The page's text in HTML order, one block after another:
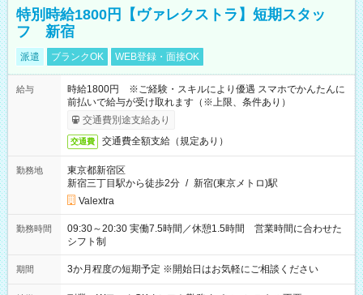
特別時給1800円【ヴァレクストラ】短期スタッ
フ 新宿
派遣 ブランクOK WEB登録・面接OK
給与
時給1800円 ※ご経験・スキルにより優遇 スマホでかんたんに
前払いで給与が受け取れます（※上限、条件あり）
交通費別途支給あり
交通費 交通費全額支給（規定あり）
勤務地
東京都新宿区
新宿三丁目駅から徒歩2分 / 新宿(東京メトロ)駅
Valextra
勤務時間
09:30～20:30 実働7.5時間／休憩1.5時間 営業時間に合わせた
シフト制
期間 3か月程度の短期予定 ※開始日はお気軽にご相談ください